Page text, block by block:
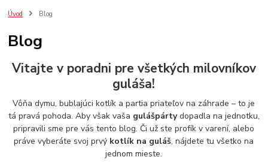
akcie
spoločenské akcie
rental
varenie gulášu
požičovňa hrncov nerezový hrniec 30l
oslava
výber kotlíka
Úvod Blog
Blog
Vitajte v poradni pre všetkých milovníkov
guláša!
Vôňa dymu, bublajúci kotlík a partia priateľov na záhrade – to je
tá pravá pohoda. Aby však vaša gulášpártydopadla na jednotku,
pripravili sme pre vás tento blog. Či už ste profík v varení, alebo
práve vyberáte svoj prvý kotlík na guláš, nájdete tu všetko na
jednom mieste.